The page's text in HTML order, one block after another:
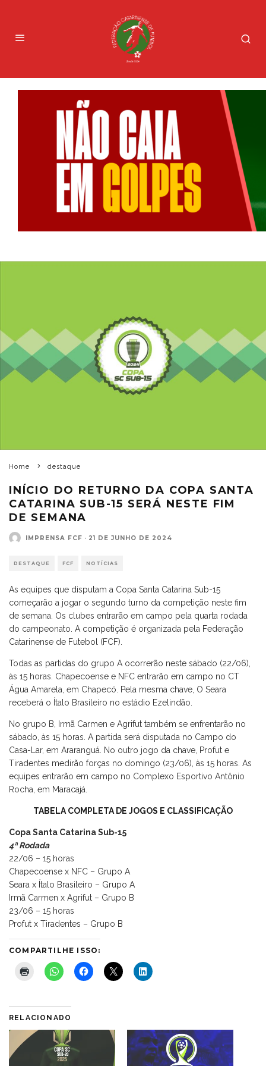
Home destaque
INÍCIO DO RETURNO DA COPA SANTA
CATARINA SUB-15 SERÁ NESTE FIM
DE SEMANA
IMPRENSA FCF · 21 DE JUNHO DE 2024
DESTAQUE FCF NOTÍCIAS
As equipes que disputam a Copa Santa Catarina Sub-15
começarão a jogar o segundo turno da competição neste fim
de semana. Os clubes entrarão em campo pela quarta rodada
do campeonato. A competição é organizada pela Federação
Catarinense de Futebol (FCF).
Todas as partidas do grupo A ocorrerão neste sábado (22/06),
às 15 horas. Chapecoense e NFC entrarão em campo no CT
Água Amarela, em Chapecó. Pela mesma chave, O Seara
receberá o Ítalo Brasileiro no estádio Ezelindão.
No grupo B, Irmã Carmen e Agrifut também se enfrentarão no
sábado, às 15 horas. A partida será disputada no Campo do
Casa-Lar, em Araranguá. No outro jogo da chave, Profut e
Tiradentes medirão forças no domingo (23/06), às 15 horas. As
equipes entrarão em campo no Complexo Esportivo Antônio
Rocha, em Maracajá.
TABELA COMPLETA DE JOGOS E CLASSIFICAÇÃO
Copa Santa Catarina Sub-15
4ª Rodada
22/06 – 15 horas
Chapecoense x NFC – Grupo A
Seara x Ítalo Brasileiro – Grupo A
Irmã Carmen x Agrifut – Grupo B
23/06 – 15 horas
Profut x Tiradentes – Grupo B
COMPARTILHE ISSO:
RELACIONADO